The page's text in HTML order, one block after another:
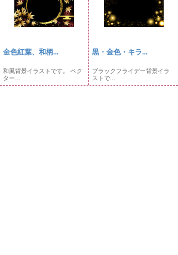
金色紅葉、和柄...
和風背景イラストです。 ベク
ター...
黒・金色・キラ...
ブラックフライデー背景イラ
ストで...